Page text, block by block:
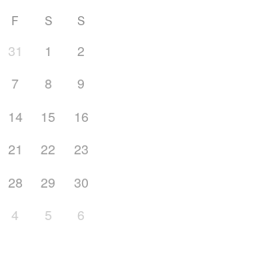
F S S
31 1
2
7 8
9
14 15
16
21 22
23
28 29
30
4 5 6